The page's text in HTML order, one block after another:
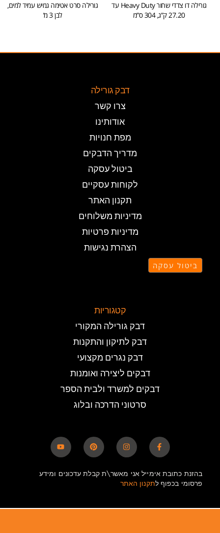
גורילה דו צדדי שחור Heavy Duty עד
27.20 ק”ג, 304 ס”מ
גורילה סרט אטימה גמיש עמיד למים,
לבן 3 מ’
בהזנת כתובת אימייל אני מאשר\ת קבלת עדכונים ומידע
פרסומי בכפוף לתקנון האתר
קטגוריות
דבק גורילה המקורי
דבק לתיקון והתקנות
דבק נגרים מקצועי
דבקים ליצירה ואומנות
דבקים למשרד ולבית הספר
סרטוני הדרכה ובלוג
דבק גורילה
צרו קשר
אודותינו
מפת חנויות
מדריך הדבקים
ביטול עסקה
לקוחות עסקיים
תקנון האתר
מדיניות משלוחים
מדיניות פרטיות
הצהרת נגישות
ביטול עסקה